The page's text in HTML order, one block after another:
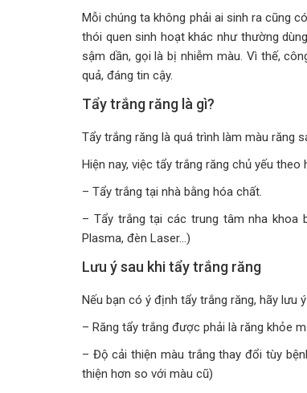
Mỗi chúng ta không phải ai sinh ra cũng
thói quen sinh hoạt khác như thường
sậm dần, gọi là bị nhiễm màu. Vì thế,
quả, đáng tin cậy.
Tẩy trắng răng là gì?
Tẩy trắng răng là quá trình làm màu răng
Hiện nay, việc tẩy trắng răng chủ yếu theo
– Tẩy trắng tại nhà bằng hóa chất.
– Tẩy trắng tại các trung tâm nha khoa
Plasma, đèn Laser…)
Lưu ý sau khi tẩy trắng răng
Nếu bạn có ý định tẩy trắng răng, hãy lưu
– Răng tẩy trắng được phải là răng khỏe
– Độ cải thiện màu trắng thay đổi tùy
thiện hơn so với màu cũ)